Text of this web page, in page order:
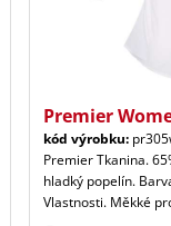
Premier
kód výrobku:
Premier Tkanina.
hladký popelín.
Vlastnosti. Měkké